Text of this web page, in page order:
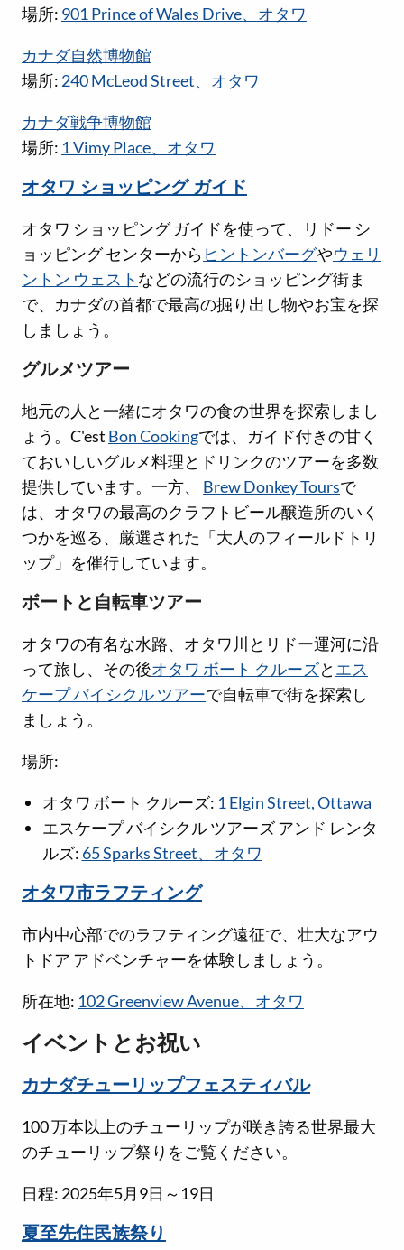
場所: 901 Prince of Wales Drive、オタワ
カナダ自然博物館
場所: 240 McLeod Street、オタワ
カナダ戦争博物館
場所: 1 Vimy Place、オタワ
オタワ ショッピング ガイド
オタワ ショッピング ガイドを使って、リドー シ
ョッピング センターから ヒントンバーグやウェリ
ントン ウェスト などの流行のショッピング街ま
で、カナダの首都で最高の掘り出し物やお宝を探
しましょう。
グルメツアー
地元の人と一緒にオタワの食の世界を探索しまし
ょう。C'est Bon Cookingでは、ガイド付きの甘く
ておいしいグルメ料理とドリンクのツアーを多数
提供しています。一方、 Brew Donkey Toursで
は、オタワの最高のクラフトビール醸造所のいく
つかを巡る、厳選された「大人のフィールドトリ
ップ」を催行しています。
ボートと自転車ツアー
オタワの有名な水路、オタワ川とリドー運河に沿
って旅し、その後オタワ ボート クルーズと エス
ケープ バイシクル ツアーで自転車で街を探索し
ましょう。
場所:
オタワ ボート クルーズ: 1 Elgin Street, Ottawa
エスケープ バイシクル ツアーズ アンド レンタ
ルズ: 65 Sparks Street、オタワ
オタワ市ラフティング
市内中心部でのラフティング遠征で、壮大なアウ
トドア アドベンチャーを体験しましょう。
所在地: 102 Greenview Avenue、オタワ
イベントとお祝い
カナダチューリップフェスティバル
100 万本以上のチューリップが咲き誇る世界最大
のチューリップ祭りをご覧ください。
日程: 2025年5月9日～19日
夏至先住民族祭り